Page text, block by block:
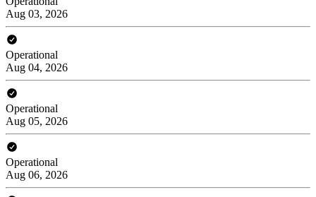
Aug 03, 2026
Operational
Aug 04, 2026
Operational
Aug 05, 2026
Operational
Aug 06, 2026